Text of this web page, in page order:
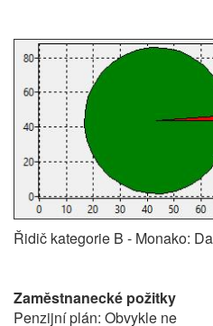
Řidič kategorie B - Monako:
Zaměstnanecké požitky
Penzijní plán: Obvykle ne